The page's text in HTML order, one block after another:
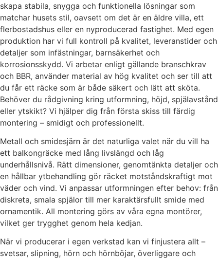
skapa stabila, snygga och funktionella lösningar som
matchar husets stil, oavsett om det är en äldre villa, ett
flerbostadshus eller en nyproducerad fastighet. Med egen
produktion har vi full kontroll på kvalitet, leveranstider och
detaljer som infästningar, barnsäkerhet och
korrosionsskydd. Vi arbetar enligt gällande branschkrav
och BBR, använder material av hög kvalitet och ser till att
du får ett räcke som är både säkert och lätt att sköta.
Behöver du rådgivning kring utformning, höjd, spjälavstånd
eller ytskikt? Vi hjälper dig från första skiss till färdig
montering – smidigt och professionellt.
Metall och smidesjärn är det naturliga valet när du vill ha
ett balkongräcke med lång livslängd och låg
underhållsnivå. Rätt dimensioner, genomtänkta detaljer och
en hållbar ytbehandling gör räcket motståndskraftigt mot
väder och vind. Vi anpassar utformningen efter behov: från
diskreta, smala spjälor till mer karaktärsfullt smide med
ornamentik. All montering görs av våra egna montörer,
vilket ger trygghet genom hela kedjan.
När vi producerar i egen verkstad kan vi finjustera allt –
svetsar, slipning, hörn och hörnböjar, överliggare och